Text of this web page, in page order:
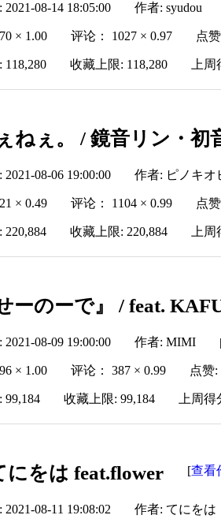
08-14 18:05:00 作者: syudou
× 1.00 评论： 1027 × 0.97 点
118,280 收藏上限: 118,280 上
ねぇ。 / 鏡音リン・初
08-06 19:00:00 作者: ピノキオ
× 0.49 评论： 1104 × 0.99 点
220,884 收藏上限: 220,884 上
ーのーで』 / feat.
08-09 19:00:00 作者: MIMI
× 1.00 评论： 387 × 0.99 点赞:
99,184 收藏上限: 99,184 上周得
にをは feat.flower [查看
08-11 19:08:02 作者: てにをは